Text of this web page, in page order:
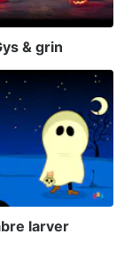
& grin
larver